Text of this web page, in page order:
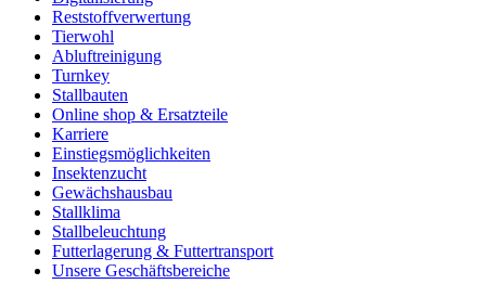
Reststoffverwertung
Tierwohl
Abluftreinigung
Turnkey
Stallbauten
Online shop & Ersatzteile
Karriere
Einstiegsmöglichkeiten
Insektenzucht
Gewächshausbau
Stallklima
Stallbeleuchtung
Futterlagerung & Futtertransport
Unsere Geschäftsbereiche